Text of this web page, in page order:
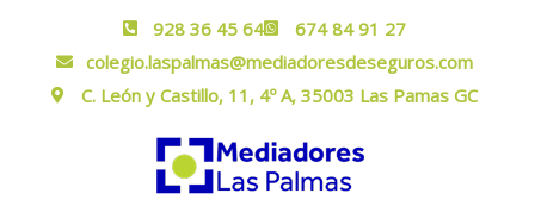
928 36 45 64
674 84 91 27
colegio.laspalmas@mediadoresdeseguros.com
C. León y Castillo, 11, 4º A, 35003 Las Pamas GC